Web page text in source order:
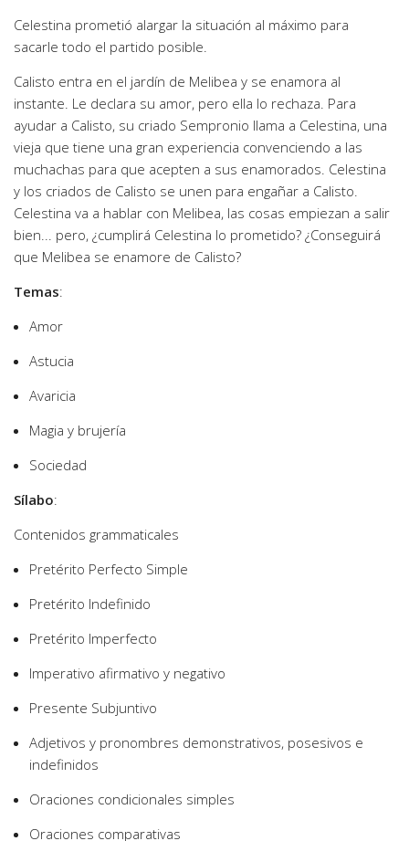
Celestina prometió alargar la situación al máximo para
sacarle todo el partido posible.
Calisto entra en el jardín de Melibea y se enamora al
instante. Le declara su amor, pero ella lo rechaza. Para
ayudar a Calisto, su criado Sempronio llama a Celestina, una
vieja que tiene una gran experiencia convenciendo a las
muchachas para que acepten a sus enamorados. Celestina
y los criados de Calisto se unen para engañar a Calisto.
Celestina va a hablar con Melibea, las cosas empiezan a salir
bien... pero, ¿cumplirá Celestina lo prometido? ¿Conseguirá
que Melibea se enamore de Calisto?
Temas:
Amor
Astucia
Avaricia
Magia y brujería
Sociedad
Sílabo:
Contenidos grammaticales
Pretérito Perfecto Simple
Pretérito Indefinido
Pretérito Imperfecto
Imperativo afirmativo y negativo
Presente Subjuntivo
Adjetivos y pronombres demonstrativos, posesivos e
indefinidos
Oraciones condicionales simples
Oraciones comparativas